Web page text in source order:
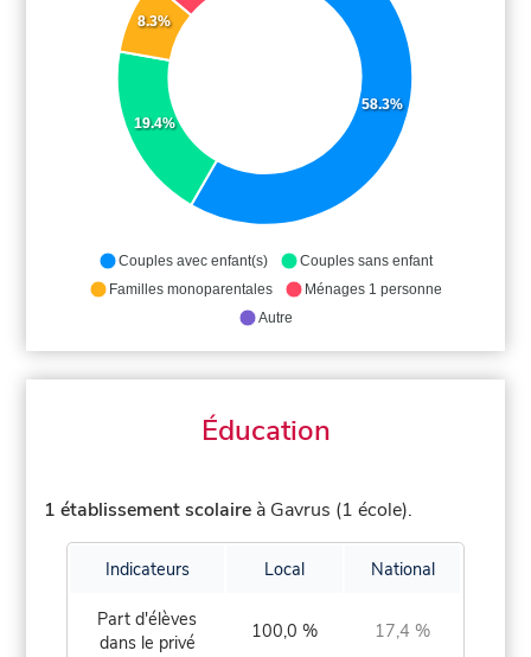
58.3%
19.4%
8.3%
Couples avec enfant(s)
Couples sans enfant
Familles monoparentales
Ménages 1 personne
Autre
Éducation
1 établissement scolaire à Gavrus (1 école).
Indicateurs Local National
Part d'élèves
dans le privé
100,0 % 17,4 %